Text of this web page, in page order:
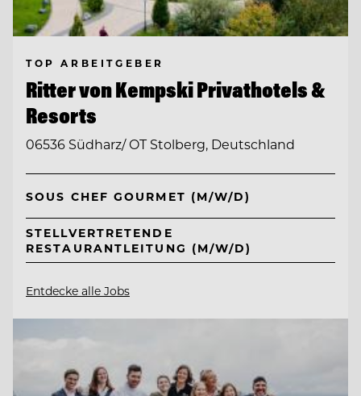
TOP ARBEITGEBER
Ritter von Kempski Privathotels &
Resorts
06536 Südharz/ OT Stolberg, Deutschland
SOUS CHEF GOURMET (M/W/D)
STELLVERTRETENDE
RESTAURANTLEITUNG (M/W/D)
Entdecke alle Jobs